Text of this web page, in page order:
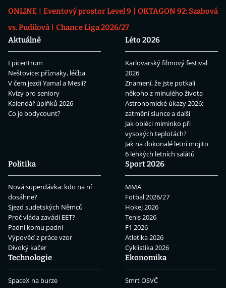
ONLINE
Eventový prostor Level 9
OKTAGON 92: Szabová
vs. Pudilová
Chance Liga 2026/27
Aktuálně
Epicentrum
Neštovice: příznaky, léčba
V čem jezdí Yamal a Mesii?
Kvízy pro seniory
Kalendář úplňků 2026
Co je bodycount?
Léto 2026
Karlovarský filmový festival
2026
Znamení, že jste potkali
někoho z minulého života
Astronomické úkazy 2026:
zatmění slunce a další
Jak obléci miminko při
vysokých teplotách?
Jak na dokonalé letní mojito
6 lehkých letních salátů
Politika
Nová superdávka: kdo na ní
dosáhne?
Sjezd sudetských Němců
Proč vláda zavádí EET?
Padni komu padni
Výpověď z práce vzor
Divoký kačer
Sport 2026
MMA
Fotbal 2026/27
Hokej 2026
Tenis 2026
F1 2026
Atletika 2026
Cyklistika 2026
Technologie
SpaceX na burze
Ekonomika
Smrt OSVČ